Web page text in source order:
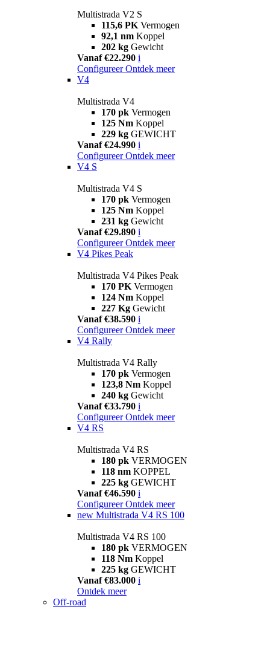
Multistrada V2 S
115,6 PK Vermogen
92,1 nm Koppel
202 kg Gewicht
Vanaf €22.290 i
Configureer Ontdek meer
V4
Multistrada V4
170 pk Vermogen
125 Nm Koppel
229 kg GEWICHT
Vanaf €24.990 i
Configureer Ontdek meer
V4 S
Multistrada V4 S
170 pk Vermogen
125 Nm Koppel
231 kg Gewicht
Vanaf €29.890 i
Configureer Ontdek meer
V4 Pikes Peak
Multistrada V4 Pikes Peak
170 PK Vermogen
124 Nm Koppel
227 Kg Gewicht
Vanaf €38.590 i
Configureer Ontdek meer
V4 Rally
Multistrada V4 Rally
170 pk Vermogen
123,8 Nm Koppel
240 kg Gewicht
Vanaf €33.790 i
Configureer Ontdek meer
V4 RS
Multistrada V4 RS
180 pk VERMOGEN
118 nm KOPPEL
225 kg GEWICHT
Vanaf €46.590 i
Configureer Ontdek meer
new Multistrada V4 RS 100
Multistrada V4 RS 100
180 pk VERMOGEN
118 Nm Koppel
225 kg GEWICHT
Vanaf €83.000 i
Ontdek meer
Off-road